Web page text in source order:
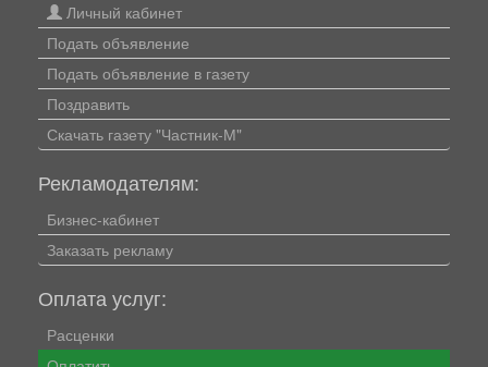
Личный кабинет
Подать объявление
Подать объявление в газету
Поздравить
Скачать газету "Частник-М"
Рекламодателям:
Бизнес-кабинет
Заказать рекламу
Оплата услуг:
Расценки